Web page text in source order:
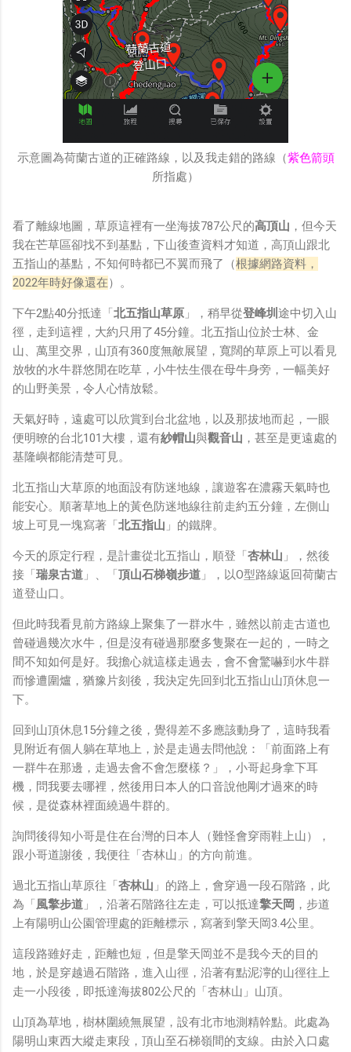
示意圖為荷蘭古道的正確路線，以及我走錯的路線（紫色箭頭
所指處）
看了離線地圖，草原這裡有一坐海拔787公尺的高頂山 ，但今天
我在芒草區卻找不到基點，下山後查資料才知道，高頂山跟北
五指山的基點，不知何時都已不翼而飛了（根據網路資料，
2022年時好像還在）。
下午2點40分抵達「北五指山草原 」，稍早從登峰圳 途中切入山
徑，走到這裡，大約只用了45分鐘。北五指山位於士林、金
山、萬里交界，山頂有360度無敵展望，寬闊的草原上可以看見
放牧的水牛群悠閒在吃草，小牛怯生偎在母牛身旁，一幅美好
的山野美景，令人心情放鬆。
天氣好時，遠處可以欣賞到台北盆地，以及那拔地而起，一眼
便明暸的台北101大樓，還有紗帽山與觀音山 ，甚至是更遠處的
基隆嶼都能清楚可見。
北五指山大草原的地面設有防迷地線，讓遊客在濃霧天氣時也
能安心。順著草地上的黃色防迷地線往前走約五分鐘，左側山
坡上可見一塊寫著「北五指山 」的鐵牌。
今天的原定行程，是計畫從北五指山，順登「杏林山 」，然後
接「瑞泉古道 」、「頂山石梯嶺步道 」，以O型路線返回荷蘭古
道登山口。
但此時我看見前方路線上聚集了一群水牛，雖然以前走古道也
曾碰過幾次水牛，但是沒有碰過那麼多隻聚在一起的，一時之
間不知如何是好。我擔心就這樣走過去，會不會驚嚇到水牛群
而慘遭圍爐，猶豫片刻後，我決定先回到北五指山山頂休息一
下。
回到山頂休息15分鐘之後，覺得差不多應該動身了，這時我看
見附近有個人躺在草地上，於是走過去問他說：「前面路上有
一群牛在那邊，走過去會不會怎麼樣？」，小哥起身拿下耳
機，問我要去哪裡，然後用日本人的口音說他剛才過來的時
候，是從森林裡面繞過牛群的。
詢問後得知小哥是住在台灣的日本人（難怪會穿雨鞋上山），
跟小哥道謝後，我便往「杏林山」的方向前進。
過北五指山草原往「杏林山 」的路上，會穿過一段石階路，此
為「風擎步道 」，沿著石階路往左走，可以抵達擎天岡 ，步道
上有陽明山公園管理處的距離標示，寫著到擎天岡3.4公里。
這段路雖好走，距離也短，但是擎天岡並不是我今天的目的
地，於是穿越過石階路，進入山徑，沿著有點泥濘的山徑往上
走一小段後，即抵達海拔802公尺的「杏林山」山頂。
山頂為草地，樹林圍繞無展望，設有北市地測精幹點。此處為
陽明山東西大縱走東段，頂山至石梯嶺間的支線。由於入口處